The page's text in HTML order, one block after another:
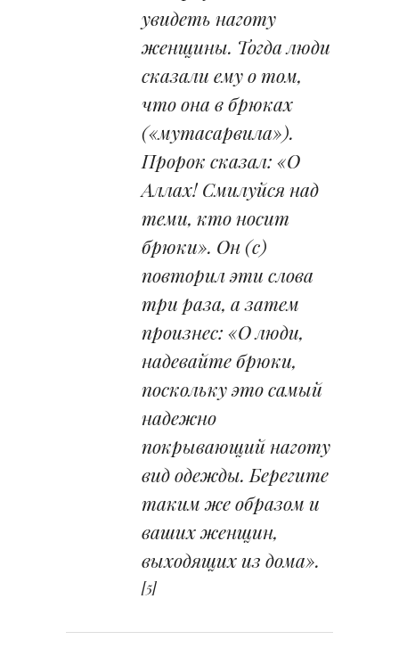
увидеть наготу
женщины. Тогда люди
сказали ему о том,
что она в брюках
(«мутасарвила»).
Пророк сказал: «О
Аллах! Смилуйся над
теми, кто носит
брюки». Он (с)
повторил эти слова
три раза, а затем
произнес: «О люди,
надевайте брюки,
поскольку это самый
надежно
покрывающий наготу
вид одежды. Берегите
таким же образом и
ваших женщин,
выходящих из дома».
[5]